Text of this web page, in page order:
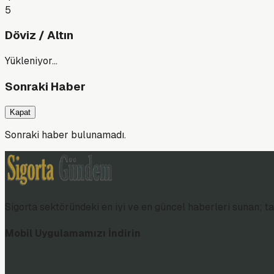
5
Döviz / Altın
Yükleniyor…
Sonraki Haber
Kapat
Sonraki haber bulunamadı.